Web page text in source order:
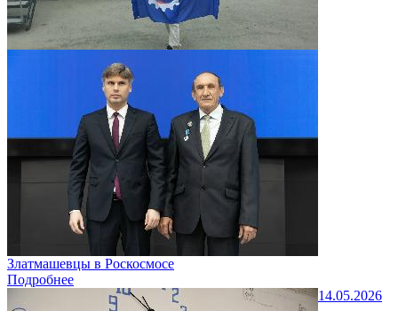
Златмашевцы в Роскосмосе
Подробнее
14.05.2026